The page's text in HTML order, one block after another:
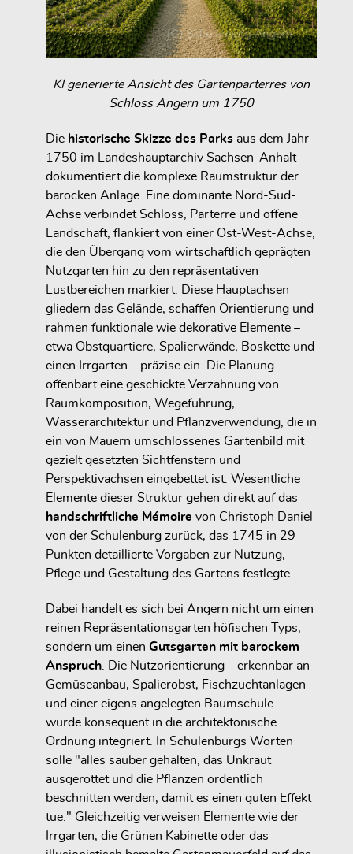
KI generierte Ansicht des Gartenparterres von
Schloss Angern um 1750
Die historische Skizze des Parks aus dem Jahr
1750 im Landeshauptarchiv Sachsen-Anhalt
dokumentiert die komplexe Raumstruktur der
barocken Anlage. Eine dominante Nord-Süd-
Achse verbindet Schloss, Parterre und offene
Landschaft, flankiert von einer Ost-West-Achse,
die den Übergang vom wirtschaftlich geprägten
Nutzgarten hin zu den repräsentativen
Lustbereichen markiert. Diese Hauptachsen
gliedern das Gelände, schaffen Orientierung und
rahmen funktionale wie dekorative Elemente –
etwa Obstquartiere, Spalierwände, Boskette und
einen Irrgarten – präzise ein. Die Planung
offenbart eine geschickte Verzahnung von
Raumkomposition, Wegeführung,
Wasserarchitektur und Pflanzverwendung, die in
ein von Mauern umschlossenes Gartenbild mit
gezielt gesetzten Sichtfenstern und
Perspektivachsen eingebettet ist. Wesentliche
Elemente dieser Struktur gehen direkt auf das
handschriftliche Mémoire von Christoph Daniel
von der Schulenburg zurück, das 1745 in 29
Punkten detaillierte Vorgaben zur Nutzung,
Pflege und Gestaltung des Gartens festlegte.
Dabei handelt es sich bei Angern nicht um einen
reinen Repräsentationsgarten höfischen Typs,
sondern um einen Gutsgarten mit barockem
Anspruch . Die Nutzorientierung – erkennbar an
Gemüseanbau, Spalierobst, Fischzuchtanlagen
und einer eigens angelegten Baumschule –
wurde konsequent in die architektonische
Ordnung integriert. In Schulenburgs Worten
solle "alles sauber gehalten, das Unkraut
ausgerottet und die Pflanzen ordentlich
beschnitten werden, damit es einen guten Effekt
tue." Gleichzeitig verweisen Elemente wie der
Irrgarten, die Grünen Kabinette oder das